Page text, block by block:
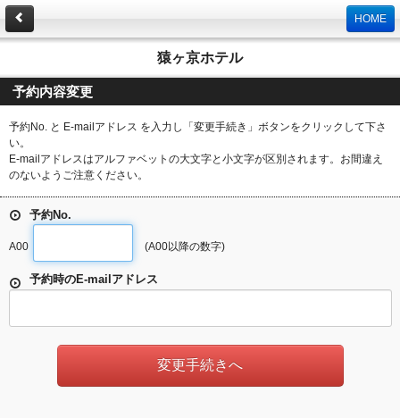
HOME
猿ヶ京ホテル
予約内容変更
予約No. と E-mailアドレス を入力し「変更手続き」ボタンをクリックして下さ
い。
E-mailアドレスはアルファベットの大文字と小文字が区別されます。お間違え
のないようご注意ください。
予約No.
A00 (A00以降の数字)
予約時のE-mailアドレス